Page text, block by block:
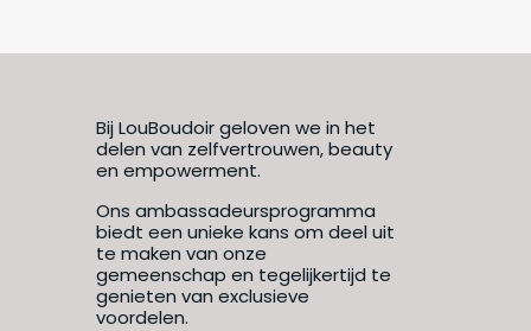
Bij LouBoudoir geloven we in het
delen van zelfvertrouwen, beauty
en empowerment.
Ons ambassadeursprogramma
biedt een unieke kans om deel uit
te maken van onze
gemeenschap en tegelijkertijd te
genieten van exclusieve
voordelen.